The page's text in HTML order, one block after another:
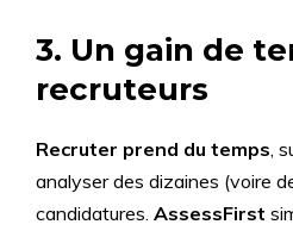
3. Un gain de
recruteurs
Recruter prend du temps,
analyser des dizaines (voire
candidatures. AssessFirst